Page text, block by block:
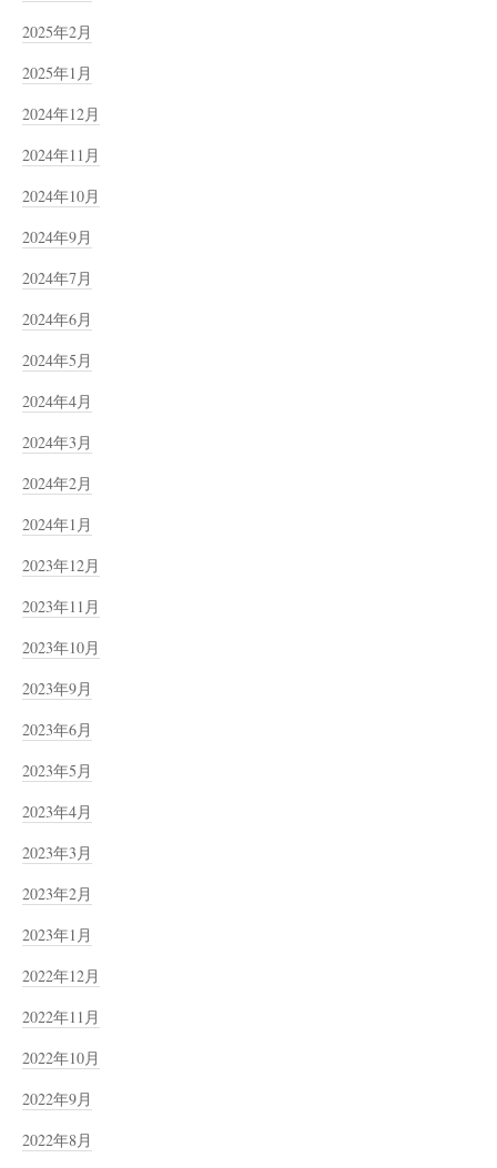
2025年2月
2025年1月
2024年12月
2024年11月
2024年10月
2024年9月
2024年7月
2024年6月
2024年5月
2024年4月
2024年3月
2024年2月
2024年1月
2023年12月
2023年11月
2023年10月
2023年9月
2023年6月
2023年5月
2023年4月
2023年3月
2023年2月
2023年1月
2022年12月
2022年11月
2022年10月
2022年9月
2022年8月